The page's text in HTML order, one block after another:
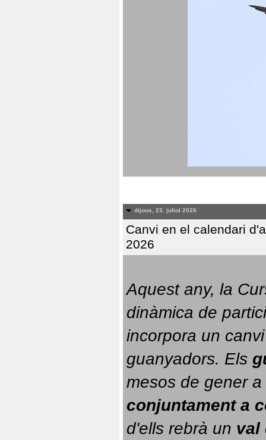
dijous, 23. juliol 2026
Canvi en el calendari
2026
Aquest any, la
dinàmica de
incorpora un
guanyadors. Els
conjuntament a
d'ells rebrà un val